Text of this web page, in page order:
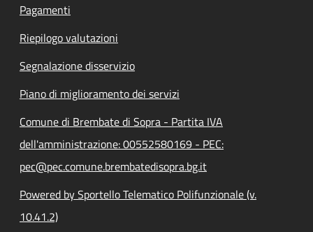
Pagamenti
Riepilogo valutazioni
Segnalazione disservizio
Piano di miglioramento dei servizi
Comune di Brembate di Sopra - Partita IVA
dell'amministrazione: 00552580169 - PEC:
pec@pec.comune.brembatedisopra.bg.it
Powered by Sportello Telematico Polifunzionale (v.
10.41.2)